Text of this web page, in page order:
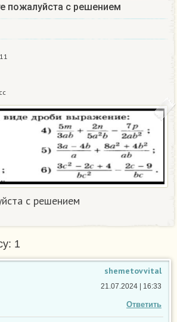
пожалуйста с решением
с решением
1
shemetovvital
Ответить
21.07.2024 | 16:33